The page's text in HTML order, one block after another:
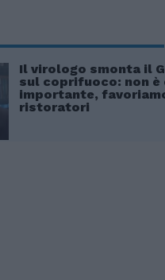
Il virologo smonta il
sul coprifuoco: non è
importante,
ristoratori